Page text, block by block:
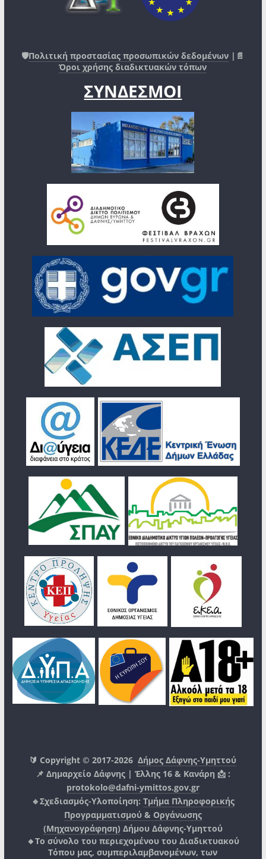
🛡️Πολιτική προστασίας προσωπικών δεδομένων |📄
Όροι χρήσης διαδικτυακών τόπων
ΣΥΝΔΕΣΜΟΙ
🔰 Copyright © 2017-2026Δήμος Δάφνης-Υμηττού
📌 Δημαρχείο Δάφνης | Έλλης 16 & Κανάρη 📩 :
protokolo@dafni-ymittos.gov.gr
🔹Σχεδιασμός-Υλοποίηση: Τμήμα Πληροφορικής
Προγραμματισμού & Οργάνωσης
(Μηχανογράφηση) Δήμου Δάφνης-Υμηττού
🔸Το σύνολο του περιεχομένου του Διαδικτυακού
Τόπου μας, συμπεριλαμβανομένων, των